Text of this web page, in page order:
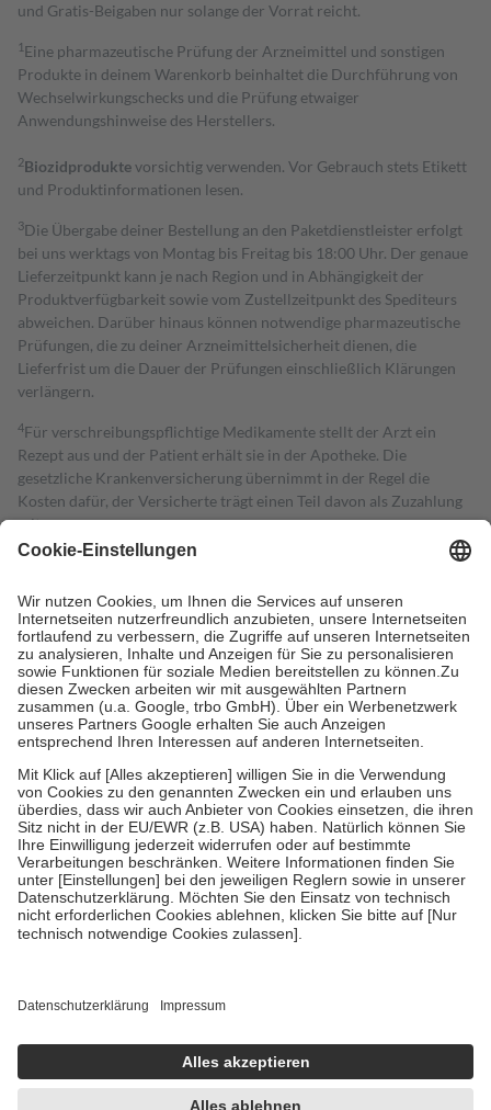
und Gratis-Beigaben nur solange der Vorrat reicht.
1 Eine pharmazeutische Prüfung der Arzneimittel und sonstigen
Produkte in deinem Warenkorb beinhaltet die Durchführung von
Wechselwirkungschecks und die Prüfung etwaiger
Anwendungshinweise des Herstellers.
2Biozidproduktevorsichtig verwenden. Vor Gebrauch stets Etikett
und Produktinformationen lesen.
3Die Übergabe deiner Bestellung an den Paketdienstleister erfolgt
bei uns werktags von Montag bis Freitag bis 18:00 Uhr. Der genaue
Lieferzeitpunkt kann je nach Region und in Abhängigkeit der
Produktverfügbarkeit sowie vom Zustellzeitpunkt des Spediteurs
abweichen. Darüber hinaus können notwendige pharmazeutische
Prüfungen, die zu deiner Arzneimittelsicherheit dienen, die
Lieferfrist um die Dauer der Prüfungen einschließlich Klärungen
verlängern.
4Für verschreibungspflichtige Medikamente stellt der Arzt ein
Rezept aus und der Patient erhält sie in der Apotheke. Die
gesetzliche Krankenversicherung übernimmt in der Regel die
Kosten dafür, der Versicherte trägt einen Teil davon als Zuzahlung
mit.
Grundsätzlich leisten Mitglieder Zuzahlungen in Höhe von zehn
höchstens zehn Euro.
Es sind jedoch nie mehr als die tatsächlichen
Kosten der Leistung zu entrichten.
Diese Regeln gelten grundsätzlich auch für Online-Apotheken.
Bei Heilmitteln und häuslicher Krankenpflege beträgt die
Zuzahlung zehn Prozent der Kosten sowie zehn Euro je
Verordnung.
Um das Engagement der Versicherten für ihre eigene Gesundheit zu
stärken und die besondere Stellung der Familie zu unterstützen,
fallenkeine Zuzahlungenan bei:
• Kindern und Jugendlichen bis zum vollendeten 18. Lebensjahr
mit Ausnahme der Fahrkosten
• Untersuchungen zur Vorsorge und Früherkennung, die von der
GKV getragen werden
• empfohlenen Schutzimpfungen
• Harn- und Blutteststreifen
getroffen, um sicherzustellen, dass es sich um echte Bewertungen
https://help.etrusted.com/hc/de/articles/4419944605341
Einige Bilder und Inhalte wurden unter Zuhilfenahme künstlicher